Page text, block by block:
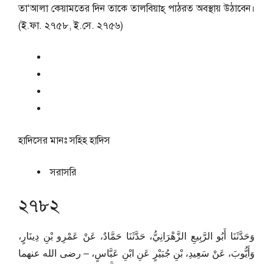
তা‘আলা কেয়ামতের দিন তাকে তালবিয়াহ্ পাঠরত অবস্থায় উঠাবেন।
(ই.ফা. ২৭৫৮, ই.সে. ২৭৫৬)
হাদিসের মানঃসহিহ হাদিস
সরাসরি
২৭৮২
وَحَدَّثَنَا أَبُو الرَّبِيعِ الزَّهْرَانِيُّ، حَدَّثَنَا حَمَّادٌ، عَنْ عَمْرِو بْنِ دِينَارٍ،
وَأَيُّوبَ، عَنْ سَعِيدِ، بْنِ جُبَيْرٍ عَنِ ابْنِ عَبَّاسٍ، – رضى الله عنهما